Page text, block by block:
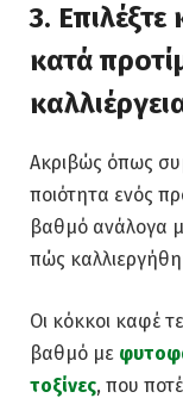
3.
κατά
Ακριβώς όπως
ποιότητα ενός
βαθμό ανάλογα
πώς
Οι κόκκοι καφέ
βαθμό με
τοξίνες, που